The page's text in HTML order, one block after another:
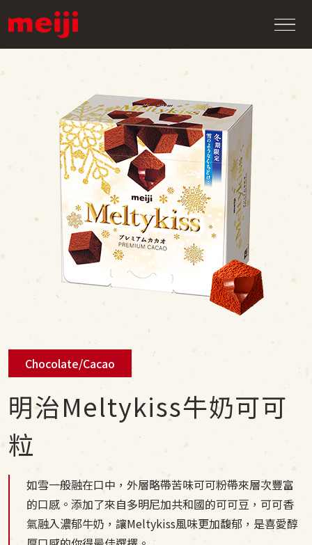
Chocolate/Cacao
明治Meltykiss牛奶可可
粒
如雪一般融在口中，外層略帶苦味可可粉帶來層次豐富
的口感。添加了來自多明尼加共和國的可可豆，可可香
氣融入濃郁牛奶，讓Meltykiss風味更加馥郁，是喜愛醇